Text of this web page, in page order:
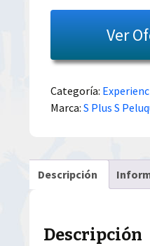
era:
Ver
Categoría:
Marca:S Plus S
Descripción
Descripción